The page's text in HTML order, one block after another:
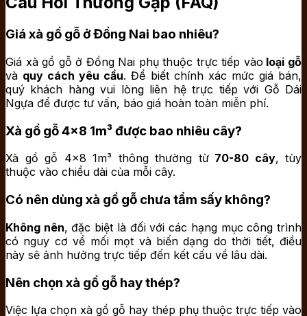
Giá xà gồ gỗ ở Đồng Nai bao nhiêu?
Giá xà gồ gỗ ở Đồng Nai phụ thuộc trực tiếp vào loại gỗ
và quy cách yêu cầu. Để biết chính xác mức giá bán,
quý khách hàng vui lòng liên hệ trực tiếp với Gỗ Dái
Ngựa để được tư vấn, báo giá hoàn toàn miễn phí.
Xà gồ gỗ 4×8 1m³ được bao nhiêu cây?
Xà gồ gỗ 4×8 1m³ thông thường từ70-80 cây, tùy
thuộc vào chiều dài của mỗi cây.
Có nên dùng xà gồ gỗ chưa tẩm sấy không?
Không nên, đặc biệt là đối với các hạng mục công trình
có nguy cơ về mối mọt và biến dạng do thời tiết, điều
này sẽ ảnh hưởng trực tiếp đến kết cấu về lâu dài.
Nên chọn xà gồ gỗ hay thép?
Việc lựa chọn xà gồ gỗ hay thép phụ thuộc trực tiếp vào